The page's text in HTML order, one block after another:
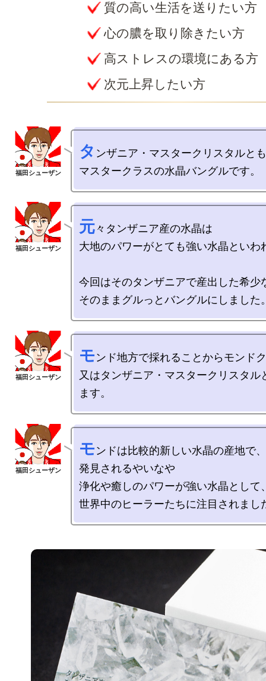
質の高い生活を送りたい方
心の膿を取り除きたい方
高ストレスの環境にある方
次元上昇したい方
タ ンザニア・マスタークリスタルと
元々タンザニア産の水晶は
大地のパワーがとても強い水晶といわ
今回はそのタンザニアで産出した希少
モンド地方で採れることからモンド
又はタンザニア・マスタークリスタル
モンドは比較的新しい水晶の産地で、
発見されるやいなや
浄化や癒しのパワーが強い水晶として